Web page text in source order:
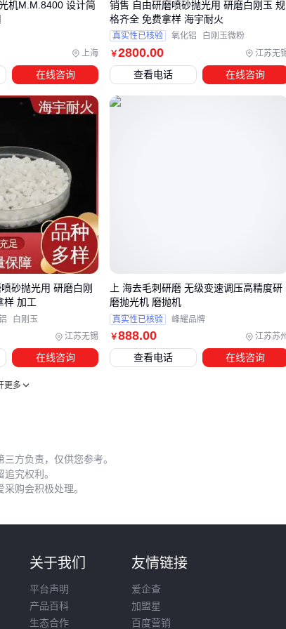
顶尖失效不是自身磨损，而是被钝化砂轮"啃"坏的：
及时修整的砂轮会强行刮擦顶尖锥面
石砂轮修整器
每周至少使用1次，保持修整笔锋利度
对焦式修整器能精准控制修整量，避免过度切削顶尖基
就像选搭档，既要本身素质过硬（
配合（ 顶尖套筒
先明确你的转速、载荷和精度要求，剩下的就是匹配工
最弱的那一环。
上海
机M.M.8400 设计简
在线咨询
￥2800.00 江苏无
销售 自由研磨喷砂抛光用 研磨白刚玉 规
格齐全 免费拿样 海宇耐火
真实性已核验 氧化铝 白刚玉微粉
查看电话 在线咨询
江苏无锡
砂抛光用 研磨白刚
样 加工
白刚玉
在线咨询
￥888.00 江苏苏
上 海去毛刺研磨 无级变速调压高精度研
磨抛光机 磨抛机
真实性已核验 峰耀品牌
查看电话 在线咨询
更多
方负责，仅供您参考。
究权利。
购会积极处理。
关于我们
平台声明
产品百科
生态合作
友情链接
爱企查
加盟星
百度营销